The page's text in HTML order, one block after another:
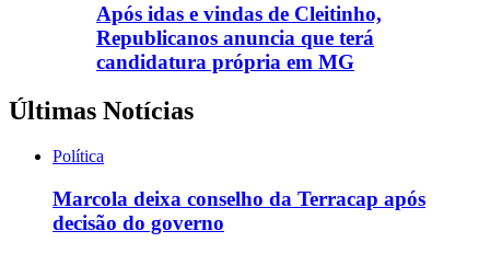
Após idas e vindas de Cleitinho,
Republicanos anuncia que terá
candidatura própria em MG
Últimas Notícias
Política
Marcola deixa conselho da Terracap após
decisão do governo